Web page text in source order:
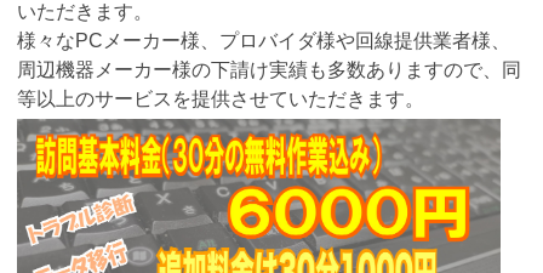
いただきます。
様々なPCメーカー様、プロバイダ様や回線提供業者様、
周辺機器メーカー様の下請け実績も多数ありますので、同
等以上のサービスを提供させていただきます。